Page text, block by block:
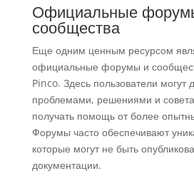
Официальные
сообщества
Еще одним ценным ресурсом
официальные форумы и
Pinco. Здесь пользователи могут
проблемами, решениями и
получать помощь от более
Форумы часто обеспечивают
которые могут не быть
документации.